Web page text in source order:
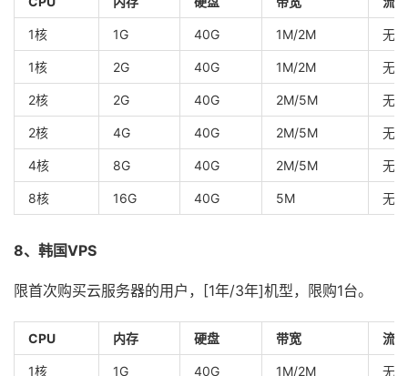
1核 1G 40G 1M/2M 无限
1核 2G 40G 1M/2M 无限
2核 2G 40G 2M/5M 无限
2核 4G 40G 2M/5M 无限
4核 8G 40G 2M/5M 无限
8核 16G 40G 5M 无限
8、韩国VPS
限首次购买云服务器的用户，[1年/3年]机型，限购1台。
CPU 内存 硬盘 带宽 流量
1核 1G 40G 1M/2M 无限